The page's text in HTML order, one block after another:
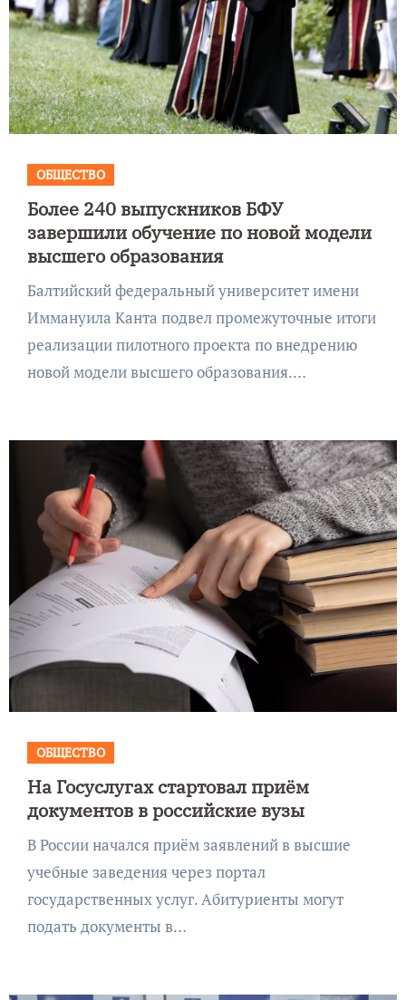
ОБЩЕСТВО
Более 240 выпускников БФУ
завершили обучение по новой модели
высшего образования
Балтийский федеральный университет имени
Иммануила Канта подвел промежуточные итоги
реализации пилотного проекта по внедрению
новой модели высшего образования.…
ОБЩЕСТВО
На Госуслугах стартовал приём
документов в российские вузы
В России начался приём заявлений в высшие
учебные заведения через портал
государственных услуг. Абитуриенты могут
подать документы в…